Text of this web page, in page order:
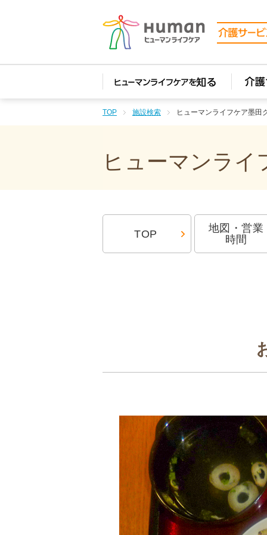
TOP 施設検索 ヒューマンライフケア墨田
ヒューマンライ
TOP
地図・営業
時間